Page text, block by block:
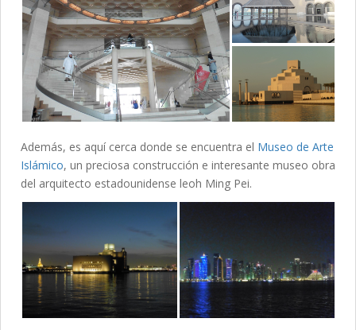
Además, es aquí cerca donde se encuentra el Museo de Arte
Islámico, un preciosa construcción e interesante museo obra
del arquitecto estadounidense leoh Ming Pei.